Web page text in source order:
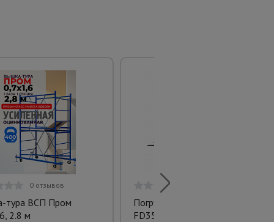
0 отзывов
тура ВСП Пром
2.8 м
Погрузчик вилочный
FD35NAC электрический